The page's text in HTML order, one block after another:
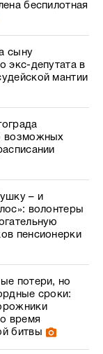
беспилотная
сыну
экс-депутата в
мантии
возможных
– и
волонтеры
пенсионерки
потери, но
сроки:
время
битвы